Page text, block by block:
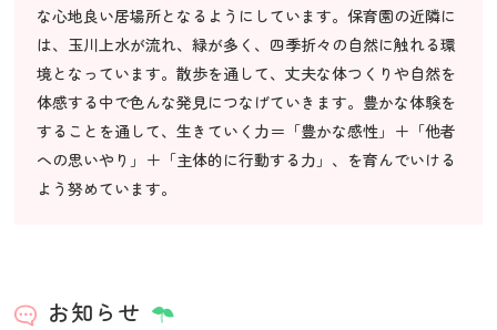
な心地良い居場所となるようにしています。保育園の近隣に
は、玉川上水が流れ、緑が多く、四季折々の自然に触れる環
境となっています。散歩を通して、丈夫な体つくりや自然を
体感する中で色んな発見につなげていきます。豊かな体験を
することを通して、生きていく力＝「豊かな感性」＋「他者
への思いやり」＋「主体的に行動する力」、を育んでいける
よう努めています。
お知らせ